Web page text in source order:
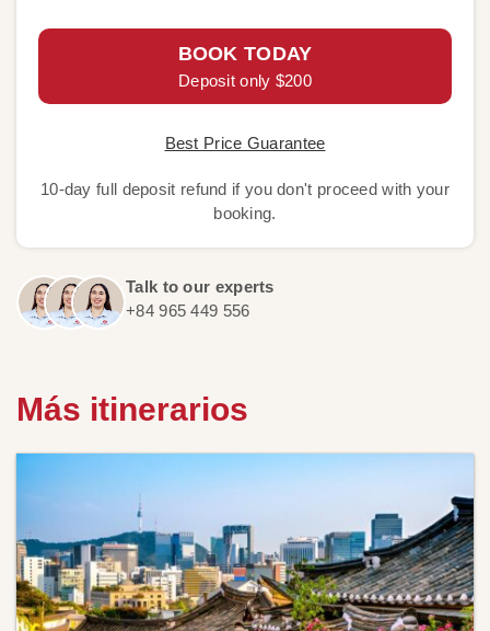
BOOK TODAY
Deposit only $200
Best Price Guarantee
10-day full deposit refund if you don't proceed with your
booking.
Talk to our experts
+84 965 449 556
Más itinerarios